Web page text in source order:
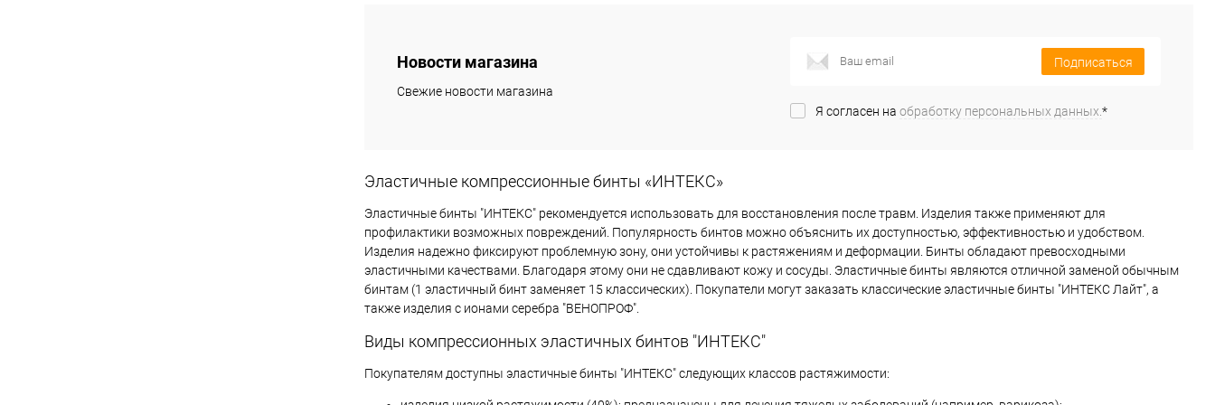
В избранное
Новости магазина
Свежие новости магазина
Подписаться
Я согласен на обработку персональных данных. *
Эластичные компрессионные бинты «ИНТЕКС»
Эластичные бинты "ИНТЕКС" рекомендуется использовать для восстановления после травм. Изделия также применяют для
профилактики возможных повреждений. Популярность бинтов можно объяснить их доступностью, эффективностью и удобством.
Изделия надежно фиксируют проблемную зону, они устойчивы к растяжениям и деформации. Бинты обладают превосходными
эластичными качествами. Благодаря этому они не сдавливают кожу и сосуды. Эластичные бинты являются отличной заменой обычным
бинтам (1 эластичный бинт заменяет 15 классических). Покупатели могут заказать классические эластичные бинты "ИНТЕКС Лайт", а
также изделия с ионами серебра "ВЕНОПРОФ".
Виды компрессионных эластичных бинтов "ИНТЕКС"
Покупателям доступны эластичные бинты "ИНТЕКС" следующих классов растяжимости: